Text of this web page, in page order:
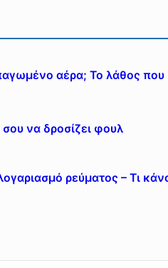
αέρα; Το λάθος που
να δροσίζει φουλ
ρεύματος – Τι